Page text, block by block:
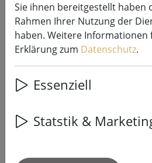
Sirius
Agern Glaseichel 5
goldbraun
Sie ihnen bereitgestellt haben
Rahmen Ihrer Nutzung der
haben. Weitere Informationen
Erklärung zum Datenschutz.
Essenziell
Statstik &